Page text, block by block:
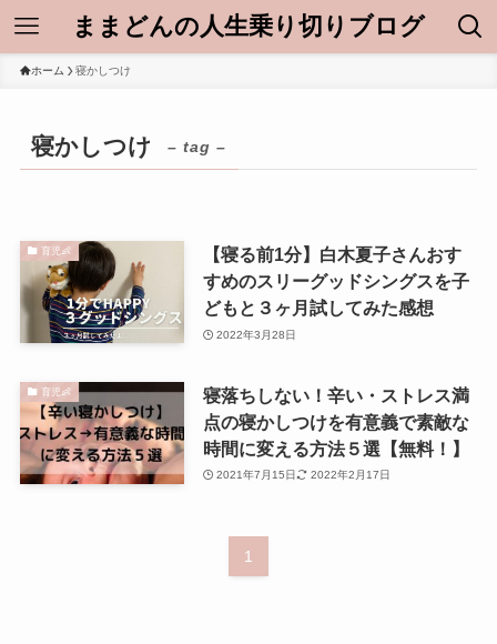
ままどんの人生乗り切りブログ
ホーム 寝かしつけ
寝かしつけ – tag –
育児👶
【寝る前1分】白木夏子さんおす
すめのスリーグッドシングスを子
どもと３ヶ月試してみた感想
2022年3月28日
育児👶
寝落ちしない！辛い・ストレス満
点の寝かしつけを有意義で素敵な
時間に変える方法５選【無料！】
2021年7月15日 2022年2月17日
1